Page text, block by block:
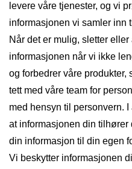
levere våre tjenester, og vi
informasjonen vi samler inn
Når det er mulig, sletter
informasjonen når vi ikke
og forbedrer våre
tett med våre team for
med hensyn til personvern.
at informasjonen din
din informasjon til din egen
Vi beskytter informasjonen